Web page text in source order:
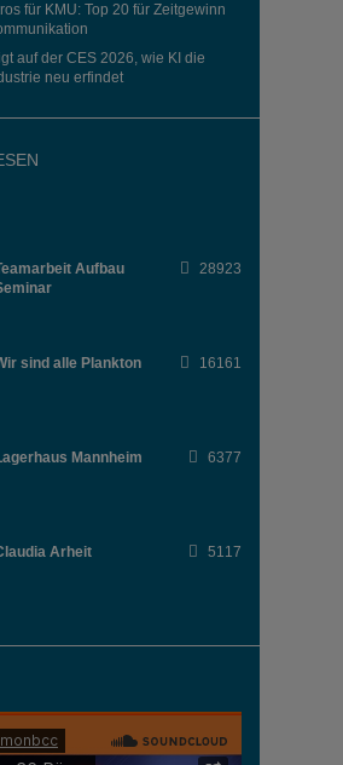
für KMU: Top 20 für Zeitgewinn
auf der CES 2026, wie KI die
neu erfindet
Aufbau
28923
sind alle Plankton 16161
Mannheim 6377
Arheit 5117